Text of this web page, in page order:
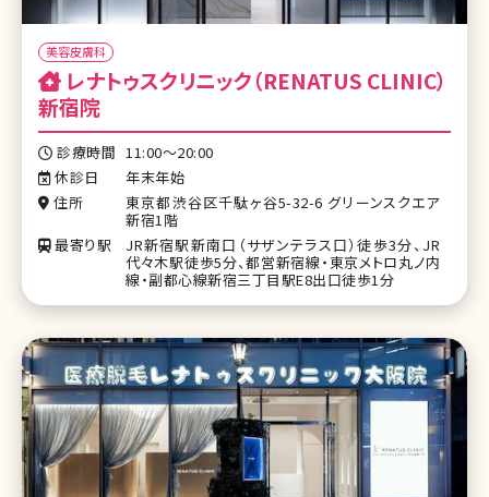
美容皮膚科
新宿院
診療時間 11:00〜20:00
休診日
年末年始
住所
東京都渋谷区千駄ヶ谷5-32-6 グリーンスクエア
新宿1階
最寄り駅
JR新宿駅新南口（サザンテラス口）徒歩3分、JR
代々木駅徒歩5分、都営新宿線・東京メトロ丸ノ内
線・副都心線新宿三丁目駅E8出口徒歩1分